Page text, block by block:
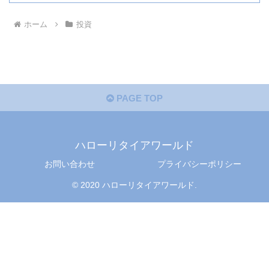
ホーム 投資
PAGE TOP
ハローリタイアワールド
お問い合わせ プライバシーポリシー
© 2020 ハローリタイアワールド.